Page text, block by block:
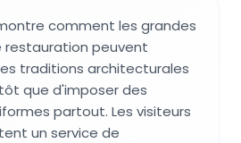
comment les grandes
restauration peuvent
traditions architecturales
que d'imposer des
partout. Les visiteurs
un service de